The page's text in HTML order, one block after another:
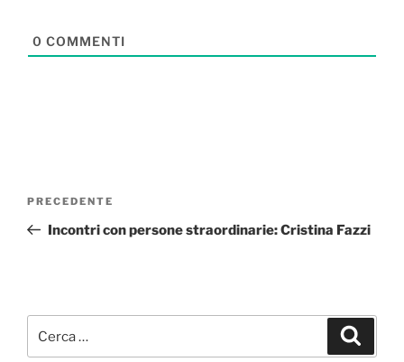
0 COMMENTI
Articolo
precedente:
PRECEDENTE
Incontri con persone straordinarie: Cristina Fazzi